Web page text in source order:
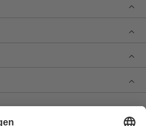
uns zum Marktführer im Bereich Sauna,